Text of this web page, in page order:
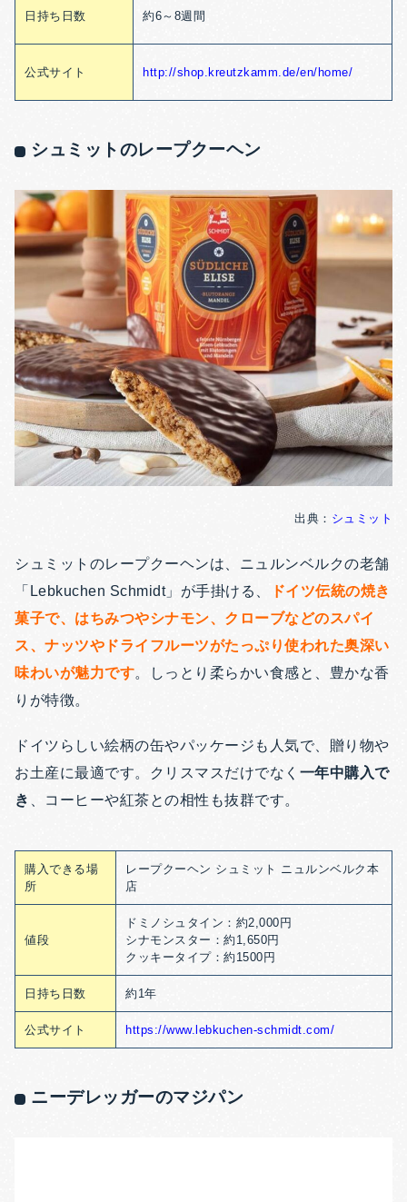
日持ち日数 約6～8週間
公式サイト http://shop.kreutzkamm.de/en/home/
シュミットのレープクーヘン
出典： シュミット
シュミットのレープクーヘンは、ニュルンベルクの老舗
「Lebkuchen Schmidt」が手掛ける、
ドイツ伝統の焼き
菓子で、はちみつやシナモン、クローブなどのスパイ
ス、ナッツやドライフルーツがたっぷり使われた奥深い
味わいが魅力です。しっとり柔らかい食感と、豊かな香
りが特徴。
ドイツらしい絵柄の缶やパッケージも人気で、贈り物や
お土産に最適です。クリスマスだけでなく 一年中購入で
き
、コーヒーや紅茶との相性も抜群です。
購入できる場
所
レープクーヘン シュミット ニュルンベルク本
店
値段
ドミノシュタイン：約2,000円
シナモンスター：約1,650円
クッキータイプ：約1500円
日持ち日数 約1年
公式サイト https://www.lebkuchen-schmidt.com/
ニーデレッガーのマジパン